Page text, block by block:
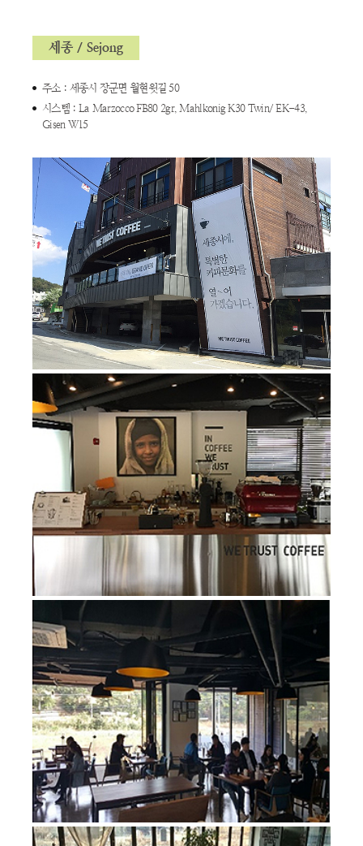
세종 / Sejong
주소 : 세종시 장군면 월현윗길 50
시스템 : La Marzocco FB80 2gr, Mahlkonig K30 Twin/ EK-43,
Gisen W15